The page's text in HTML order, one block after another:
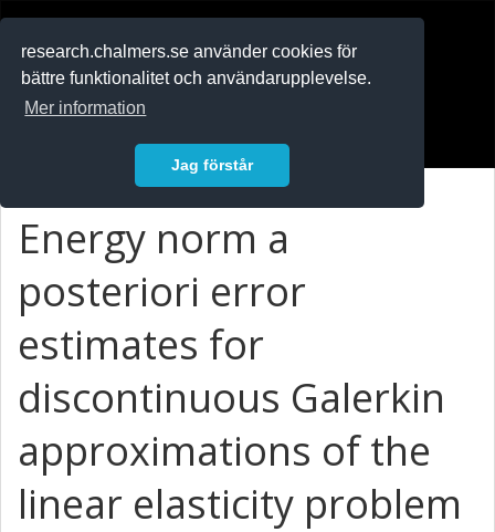
research.chalmers.se använder cookies för
bättre funktionalitet och användarupplevelse.
Mer information
Jag förstår
Energy norm a
posteriori error
estimates for
discontinuous Galerkin
approximations of the
linear elasticity problem